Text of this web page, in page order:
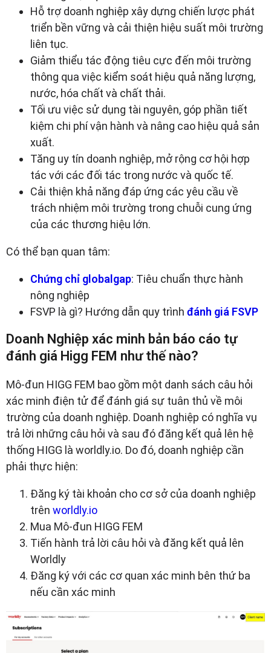
Hỗ trợ doanh nghiệp xây dựng chiến lược phát
triển bền vững và cải thiện hiệu suất môi trường
liên tục.
Giảm thiểu tác động tiêu cực đến môi trường
thông qua việc kiểm soát hiệu quả năng lượng,
nước, hóa chất và chất thải.
Tối ưu việc sử dụng tài nguyên, góp phần tiết
kiệm chi phí vận hành và nâng cao hiệu quả sản
xuất.
Tăng uy tín doanh nghiệp, mở rộng cơ hội hợp
tác với các đối tác trong nước và quốc tế.
Cải thiện khả năng đáp ứng các yêu cầu về
trách nhiệm môi trường trong chuỗi cung ứng
của các thương hiệu lớn.
Có thể bạn quan tâm:
Chứng chỉ globalgap: Tiêu chuẩn thực hành
nông nghiệp
FSVP là gì? Hướng dẫn quy trình đánh giá FSVP
Doanh Nghiệp xác minh bản báo cáo tự
đánh giá Higg FEM như thế nào?
Mô-đun HIGG FEM bao gồm một danh sách câu hỏi
xác minh điện tử để đánh giá sự tuân thủ về môi
trường của doanh nghiệp. Doanh nghiệp có nghĩa vụ
trả lời những câu hỏi và sau đó đăng kết quả lên hệ
thống HIGG là worldly.io. Do đó, doanh nghiệp cần
phải thực hiện:
Đăng ký tài khoản cho cơ sở của doanh nghiệp
trên worldly.io
Mua Mô-đun HIGG FEM
Tiến hành trả lời câu hỏi và đăng kết quả lên
Worldly
Đăng ký với các cơ quan xác minh bên thứ ba
nếu cần xác minh